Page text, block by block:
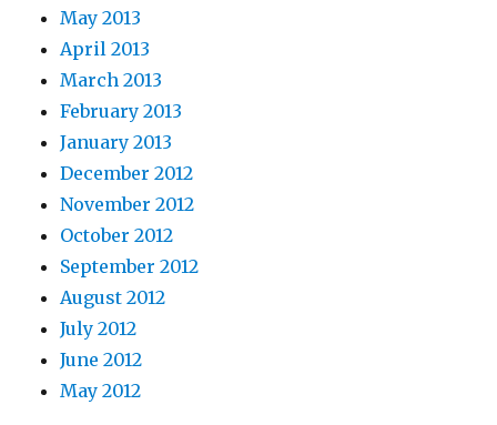
May 2013
April 2013
March 2013
February 2013
January 2013
December 2012
November 2012
October 2012
September 2012
August 2012
July 2012
June 2012
May 2012